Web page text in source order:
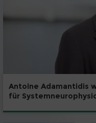
Antoine Adamantidis
für